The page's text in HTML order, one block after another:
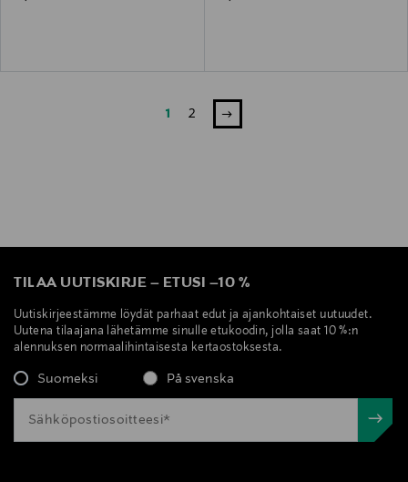
1 2
TILAA UUTISKIRJE – ETUSI –10 %
Uutiskirjeestämme löydät parhaat edut ja ajankohtaiset uutuudet.
Uutena tilaajana lähetämme sinulle etukoodin, jolla saat 10 %:n
alennuksen normaalihintaisesta kertaostoksesta.
Suomeksi På svenska